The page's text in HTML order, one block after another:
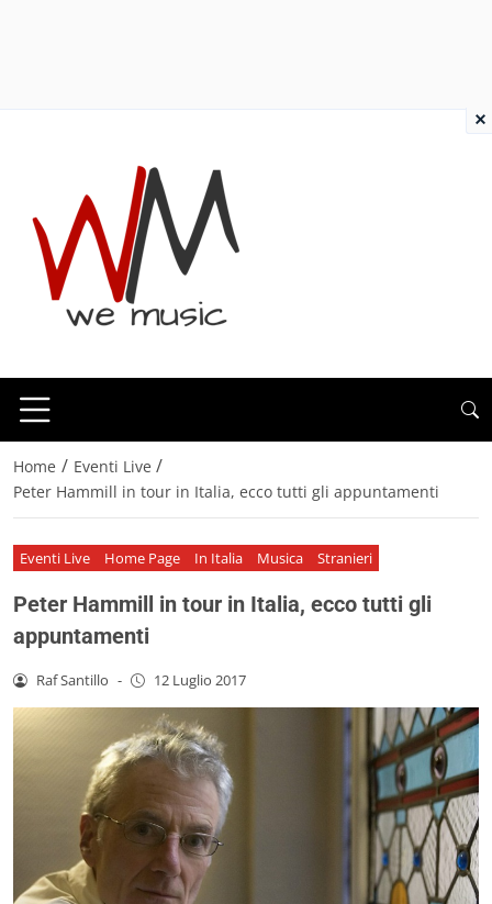
Home / Eventi Live /
Peter Hammill in tour in Italia, ecco tutti gli appuntamenti
Eventi Live Home Page In Italia Musica Stranieri
Peter Hammill in tour in Italia, ecco tutti gli
appuntamenti
Raf Santillo - 12 Luglio 2017
×